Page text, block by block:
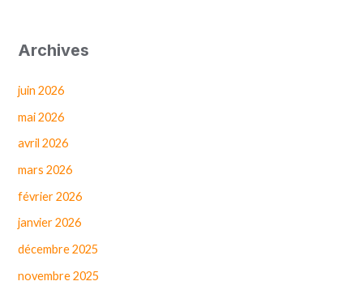
Archives
juin 2026
mai 2026
avril 2026
mars 2026
février 2026
janvier 2026
décembre 2025
novembre 2025